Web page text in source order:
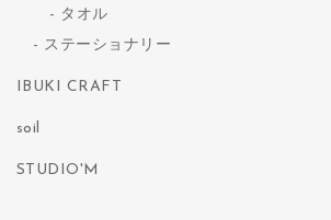
タオル
ステーショナリー
IBUKI CRAFT
soil
STUDIO'M